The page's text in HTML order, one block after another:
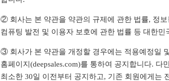
② 회사는 본 약관을 약관의 규제에 관한 법률, 정
컴퓨팅 발전 및 이용자 보호에 관한 법률 등 대한
③ 회사가 본 약관을 개정할 경우에는 적용예정일
홈페이지(deepsales.com)를 통하여 공지합니다.
최소한 30일 이전부터 공지하고, 기존 회원에게는